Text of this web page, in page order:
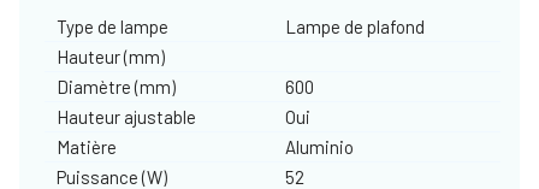
Type de lampe
Lampe de plafond
Hauteur (mm)
Diamètre (mm)
600
Hauteur ajustable
Oui
Matière
Aluminio
Puissance (W)
52